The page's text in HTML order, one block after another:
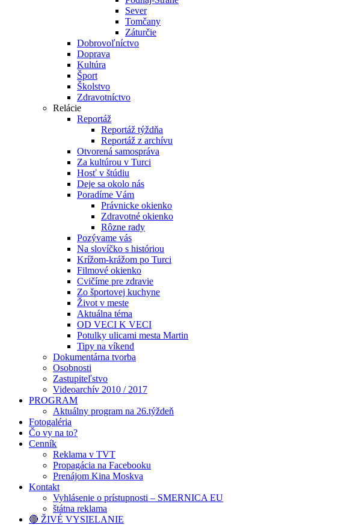
Sever
Tomčany
Záturčie
Dobrovoľníctvo
Doprava
Kultúra
Šport
Školstvo
Zdravotníctvo
Relácie
Reportáž
Reportáž týždňa
Reportáž z archívu
Otvorená samospráva
Za kultúrou v Turci
Hosť v štúdiu
Deje sa okolo nás
Poradíme Vám
Právnicke okienko
Zdravotné okienko
Rôzne rady
Pozývame vás
Na slovíčko s históriou
Krížom-krážom po Turci
Filmové okienko
Cvičíme pre zdravie
Zo športovej kuchyne
Život v meste
Aktuálna téma
OD VECI K VECI
Potulky ulicami mesta Martin
Tipy na víkend
Dokumentárna tvorba
Osobnosti
Zastupiteľstvo
Videoarchív 2010 / 2017
PROGRAM
Aktuálny program na 26.týždeň
Fotogaléria
Čo vy na to?
Cenník
Reklama v TVT
Propagácia na Facebooku
Prenájom Kina Moskva
Kontakt
Vyhlásenie o prístupnosti – SMERNICA EU
štátna reklama
🔴 ŽIVÉ VYSIELANIE